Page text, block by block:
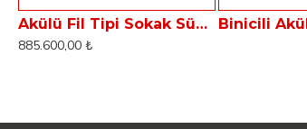
Akülü Fil Tipi Sokak Süpürme Aracı - Çöp Toplayıcı ELF 11B
885.600,00 ₺